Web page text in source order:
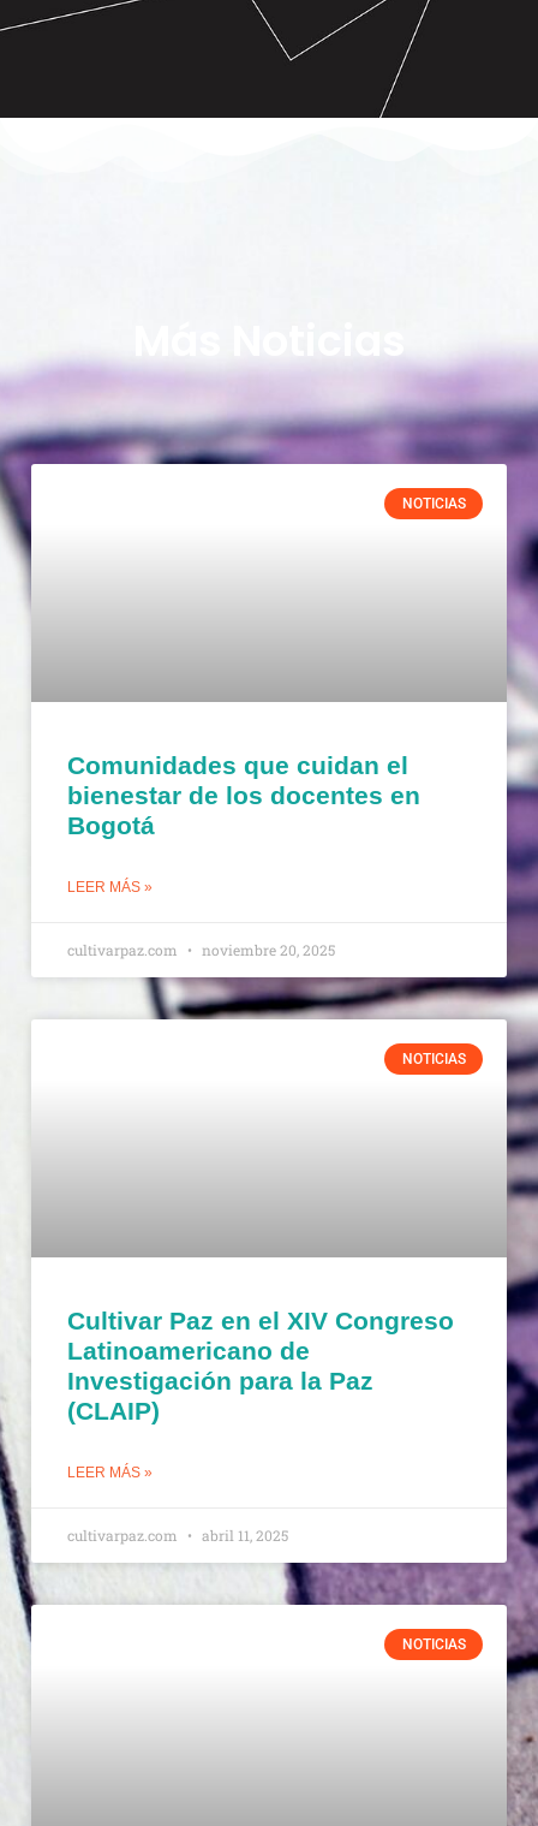
Más Noticias
NOTICIAS
Comunidades que cuidan el
bienestar de los docentes en
Bogotá
LEER MÁS »
cultivarpaz.com noviembre 20, 2025
NOTICIAS
Cultivar Paz en el XIV Congreso
Latinoamericano de
Investigación para la Paz
(CLAIP)
LEER MÁS »
cultivarpaz.com abril 11, 2025
NOTICIAS